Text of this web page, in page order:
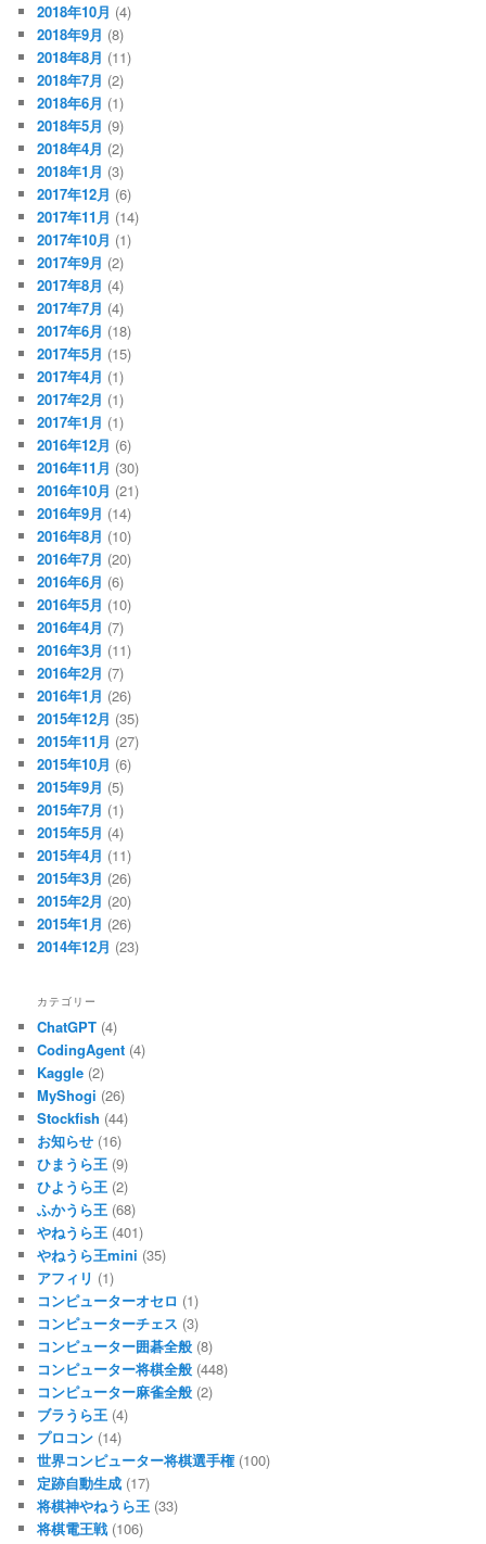
2018年10月 (4)
2018年9月 (8)
2018年8月 (11)
2018年7月 (2)
2018年6月 (1)
2018年5月 (9)
2018年4月 (2)
2018年1月 (3)
2017年12月 (6)
2017年11月 (14)
2017年10月 (1)
2017年9月 (2)
2017年8月 (4)
2017年7月 (4)
2017年6月 (18)
2017年5月 (15)
2017年4月 (1)
2017年2月 (1)
2017年1月 (1)
2016年12月 (6)
2016年11月 (30)
2016年10月 (21)
2016年9月 (14)
2016年8月 (10)
2016年7月 (20)
2016年6月 (6)
2016年5月 (10)
2016年4月 (7)
2016年3月 (11)
2016年2月 (7)
2016年1月 (26)
2015年12月 (35)
2015年11月 (27)
2015年10月 (6)
2015年9月 (5)
2015年7月 (1)
2015年5月 (4)
2015年4月 (11)
2015年3月 (26)
2015年2月 (20)
2015年1月 (26)
2014年12月 (23)
カテゴリー
ChatGPT (4)
CodingAgent (4)
Kaggle (2)
MyShogi (26)
Stockfish (44)
お知らせ (16)
ひまうら王 (9)
ひようら王 (2)
ふかうら王 (68)
やねうら王 (401)
やねうら王mini (35)
アフィリ (1)
コンピューターオセロ (1)
コンピューターチェス (3)
コンピューター囲碁全般 (8)
コンピューター将棋全般 (448)
コンピューター麻雀全般 (2)
ブラうら王 (4)
プロコン (14)
世界コンピューター将棋選手権(100)
定跡自動生成 (17)
将棋神やねうら王 (33)
将棋電王戦 (106)